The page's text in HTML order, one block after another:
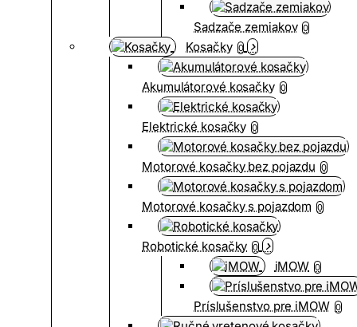
Sadzače zemiakov 0
Kosačky 0
Akumulátorové kosačky 0
Elektrické kosačky 0
Motorové kosačky bez pojazdu 0
Motorové kosačky s pojazdom 0
Robotické kosačky 0
iMOW 0
Príslušenstvo pre iMOW 0